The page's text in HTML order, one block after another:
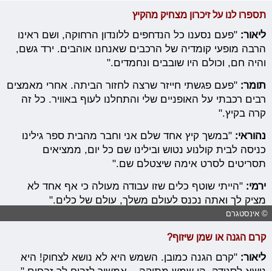
תספרו לנו על זיכרון מצחיק מהקיץ
ליאור: "פעם נסענו כל הנדחפים ללונדון הרחוקה, ושם ראינו
הרבה מופעי קומדיה של הרכבים שאנחנו אוהבים. ירד גשם,
והיה חם, וכולם היו שובבים ונחמדים."
תומר: "פעם פגשתי חייזר שרצה לחזור הביתה. אחרי מאמצים
רבים רכבתי על האופניים שלי והתחלנו לעוף באוויר. כל זה
קרה בקיץ."
נהוראי: "במשך קיץ אחד שלם אני וחבר מהבית ספר גילינו
כניסה לבית קולנוע נטוש ובילינו שם כל יום, ממציאים
תסריטים לסרט אימה שיצטלם שם."
ירמי: "הייתי שוטף כלים שזו עבודה מעולה כי אף אחד לא
מציק לך ואתה נכנס לעולם משלך, עולם של כלים."
© אינסטגרם
קרם הגנה או שמן שיזוף?
ליאור: "קרם הגנה כמובן. השמש היא לא נושא לצחוק! היא